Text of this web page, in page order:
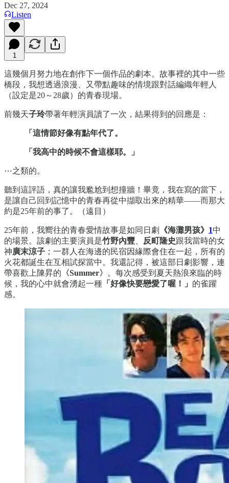
Dec 27, 2024
Listen
1
這幾個月努力地在創作下一個作品的劇本。故事裡的其中一些
橋段，我想透過浪漫、又帶點趣味的情境跟對話編織年輕人
（設定是20～28歲）的青春現場。
前幾天子玲帶著年輕演員讀了一次，結果得到的回應是：
「這情節好像有點年代了。
「我高中的時候不會這樣耶。」
⋯之類的。
聽到這評語，真的讓我尷尬到想撞牆！畢竟，我在寫的當下，
是讓自己回到記憶中的青春再從中擷取出來的精華——而那大
約是25年前的事了。（遠目）
25年前，我嚮往的青春愛情故事是如同日劇 《海灘男孩》 1中
的場景。該劇的主要演員是竹野內豐 反町隆史跟我當時的女
神廣末涼子 ；一群人在海邊的民宿因緣際會住在一起，所有的
火花都誕生在互相試探當中。我還記得，被這部日劇影響，連
帶喜歡上陳昇的 〈Summer〉
。每次感受到夏天熱浪來臨的時
候，我的心中就會湧起一種 「好像快要戀愛了喔！」 的雀躍
感。